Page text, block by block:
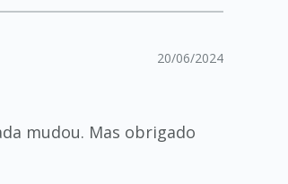
20/06/2024
mudou. Mas obrigado